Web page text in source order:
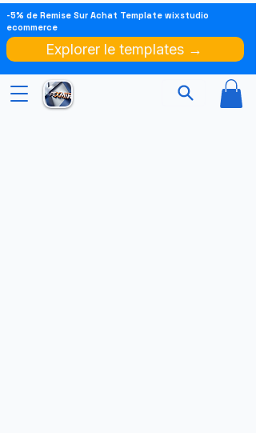
-5% de Remise Sur Achat Template wixstudio
ecommerce
Explorer le templates →